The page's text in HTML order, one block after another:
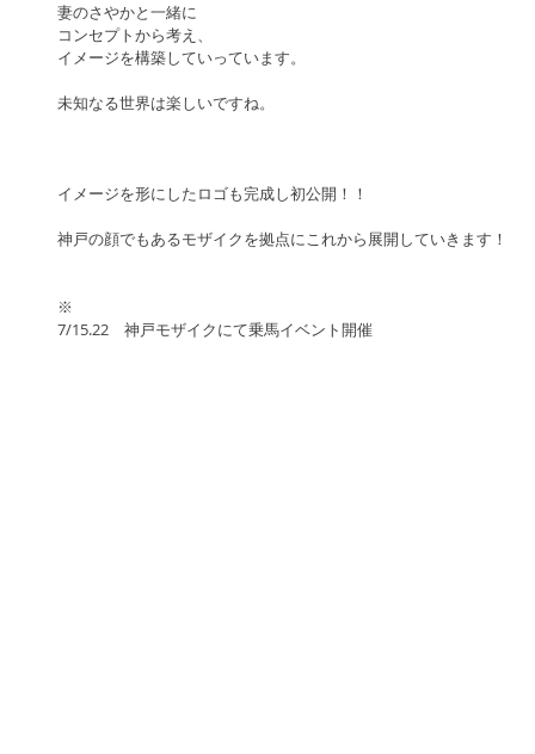
妻のさやかと一緒に
コンセプトから考え、
イメージを構築していっています。
未知なる世界は楽しいですね。
イメージを形にしたロゴも完成し初公開！！
神戸の顔でもあるモザイクを拠点にこれから展開していきます！
※
7/15.22　神戸モザイクにて乗馬イベント開催